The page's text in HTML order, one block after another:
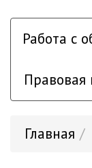
Работа с
Правовая
Главная